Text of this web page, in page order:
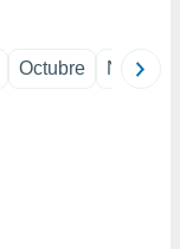
Octubre